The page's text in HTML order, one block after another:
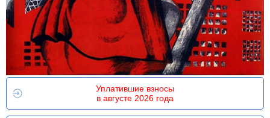
Уплатившие взносы
в августе 2026 года